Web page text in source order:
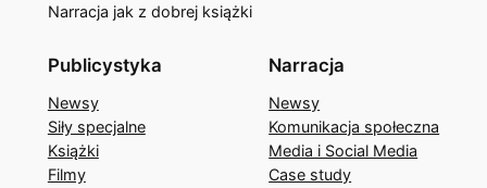
Narracja jak z dobrej książki
Publicystyka
Newsy
Siły specjalne
Książki
Filmy
Narracja
Newsy
Komunikacja społeczna
Media i Social Media
Case study